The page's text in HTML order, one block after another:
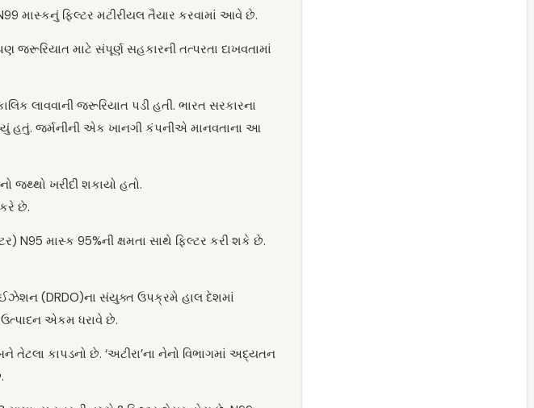
ફિલ્ટર મટીરીયલ તૈયાર કરવામાં આવે છે.
માટે સંપૂર્ણ સહકારની તત્પરતા દાખવતામાં
લાવવાની જરૂરિયાત પડી હતી. ભારત સરકારના
હતું. જર્મનીની એક ખાનગી કંપનીએ માનવતાના આ
જથ્થો ખરીદી શકાયો હતો.
છે.
N95 માસ્ક 95%ની ક્ષમતા સાથે ફિલ્ટર કરી શકે છે.
(DRDO)ના સંયુક્ત ઉપક્રમે હાલ દેશમાં
એકમ ધરાવે છે.
કાપડનો છે. ‘અટીરા’ના નેનો વિભાગમાં અદ્યતન